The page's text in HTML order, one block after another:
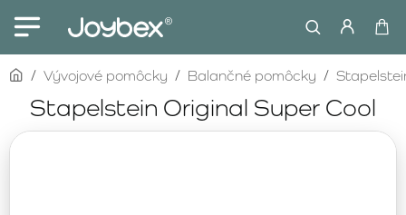
Stapelstein Original Super Cool
homeVývojové pomôcky Balančné pomôcky